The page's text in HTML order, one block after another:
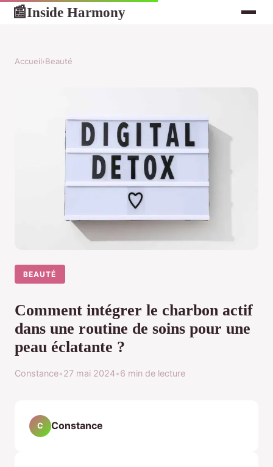
📰Inside Harmony
Accueil›Beauté
BEAUTÉ
Comment intégrer le charbon actif
dans une routine de soins pour une
peau éclatante ?
Constance•27 mai 2024•6 min de lecture
C Constance